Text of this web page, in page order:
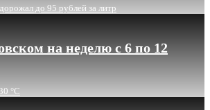
до 95 рублей за литр
на неделю с 6 по 12
°C